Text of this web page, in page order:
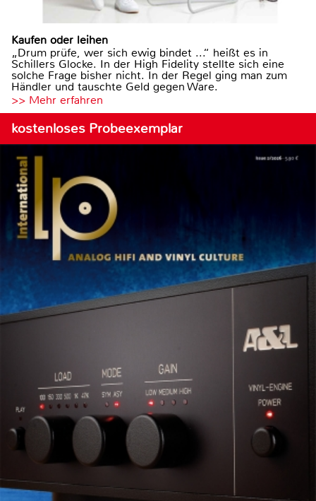
Kaufen oder leihen
„Drum prüfe, wer sich ewig bindet ...“ heißt es in
Schillers Glocke. In der High Fidelity stellte sich eine
solche Frage bisher nicht. In der Regel ging man zum
Händler und tauschte Geld gegen Ware.
>> Mehr erfahren
kostenloses Probeexemplar